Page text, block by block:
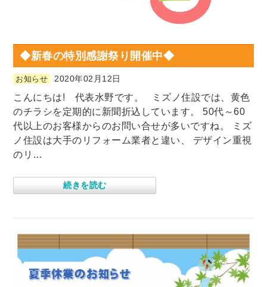
◆新春の特別感謝祭り開催中◆
お知らせ 2020年02月12日
こんにちは! 代表水野です。 ミズノ住設では、黄色
のチラシを定期的に新聞折込しています。 50代～60
代以上のお客様からのお問い合せが多いですね。 ミズ
ノ住設は大手のリフォーム業者と違い、 デザイン重視
のリ…
続きを読む